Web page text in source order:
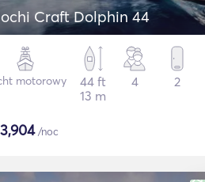
Craft Dolphin 44
motorowy
44 ft
13 m
4 2
3,904/noc